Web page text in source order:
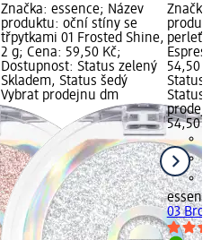
Značka: essence; Název
produktu: oční stíny se
třpytkami 01 Frosted Shine,
2 g; Cena: 59,50 Kč;
Dostupnost: Status zelený
Skladem, Status šedý
Vybrat prodejnu dm
Značka:
54,50
Status
Status
54,50 Kč
essence
03